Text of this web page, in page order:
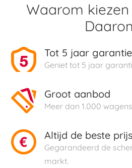
Waarom
Tot 5 jaar garantie
Geniet tot 5 jaar
Groot aanbod
Meer dan 1.000
Altijd de beste prijs
Gegarandeerd de
markt.